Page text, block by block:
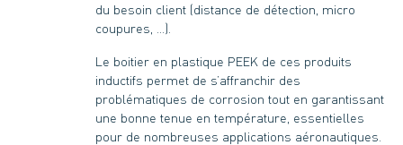
du besoin client (distance de détection, micro
coupures, …).
Le boitier en plastique PEEK de ces produits
inductifs permet de s’affranchir des
problématiques de corrosion tout en garantissant
une bonne tenue en température, essentielles
pour de nombreuses applications aéronautiques.